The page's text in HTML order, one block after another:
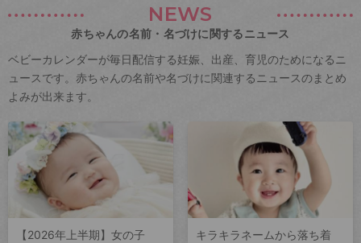
NEWS
赤ちゃんの名前・名づけに関するニュース
ベビーカレンダーが毎日配信する妊娠、出産、育児のためになるニ
ュースです。赤ちゃんの名前や名づけに関連するニュースのまとめ
よみが出来ます。
【2026年上半期】女の子
キラキラネームから落ち着